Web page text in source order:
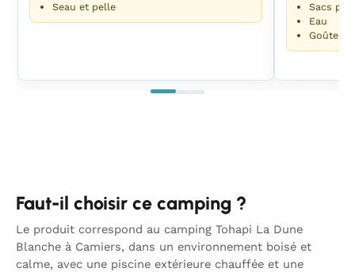
Seau et pelle
Sacs
Eau
Goûter
Faut-il choisir ce camping ?
Le produit correspond au camping Tohapi La Dune
Blanche à Camiers, dans un environnement boisé et
calme, avec une piscine extérieure chauffée et une